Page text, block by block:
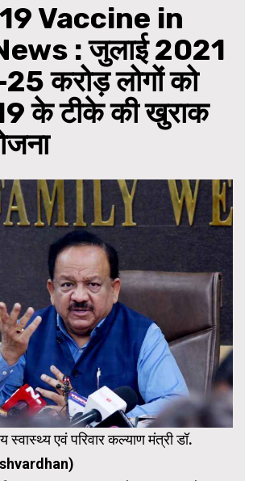
Vaccine in
: जुलाई 2021
करोड़ लोगों को
के टीके की खुराक
स्वास्थ्य एवं परिवार कल्याण मंत्री डॉ.